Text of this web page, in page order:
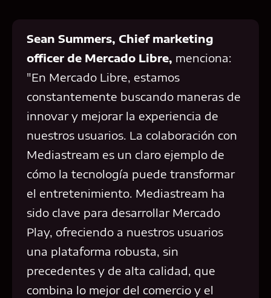
Sean Summers, Chief marketing
officer de Mercado Libre, menciona:
"En Mercado Libre, estamos
constantemente buscando maneras de
innovar y mejorar la experiencia de
nuestros usuarios. La colaboración con
Mediastream es un claro ejemplo de
cómo la tecnología puede transformar
el entretenimiento. Mediastream ha
sido clave para desarrollar Mercado
Play, ofreciendo a nuestros usuarios
una plataforma robusta, sin
precedentes y de alta calidad, que
combina lo mejor del comercio y el